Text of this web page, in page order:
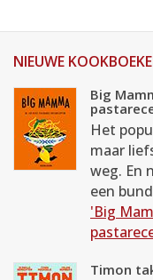
NIEUWE
Big
Het
maar
weg. En
een
'Big
Timon